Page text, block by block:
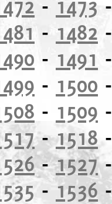
- 1473
- 1482
- 1491
- 1500
- 1509
-1518
-1527
- 1536